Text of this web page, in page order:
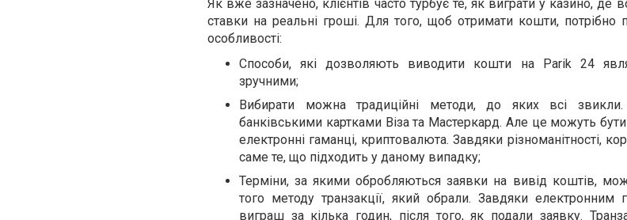
Як вже зазначено, клієнтів часто турбує те, як виграти у казино, де
ставки на реальні гроші. Для того, щоб отримати кошти, потрібно
особливості:
Способи, які дозволяють виводити кошти на Parik 24
зручними;
Вибирати можна традиційні методи, до яких всі звикли.
банківськими картками Віза та Мастеркард. Але це можуть бути
електронні гаманці, криптовалюта. Завдяки різноманітності,
саме те, що підходить у даному випадку;
Терміни, за якими обробляються заявки на вивід коштів,
того методу транзакції, який обрали. Завдяки
виграш за кілька годин, після того, як подали заявку.